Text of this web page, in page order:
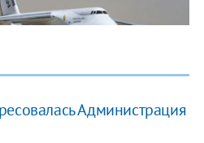
Администрация